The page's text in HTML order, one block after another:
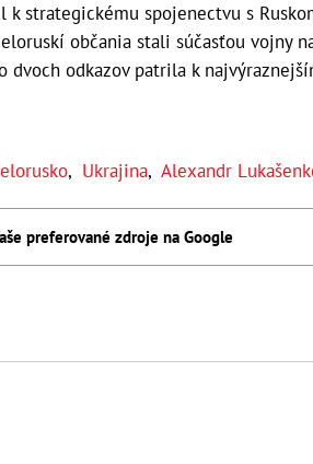
strategickému spojenectvu s
občania stali súčasťou vojny
dvoch odkazov patrila k
, Ukrajina, Alexandr
preferované zdroje na Google